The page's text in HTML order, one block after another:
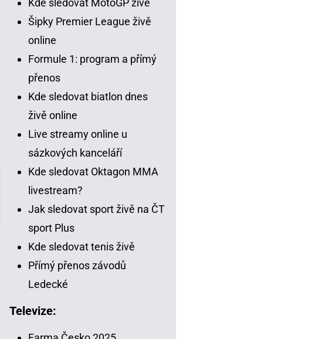
Kde sledovat MotoGP živě
Šipky Premier League živě
online
Formule 1: program a přímý
přenos
Kde sledovat biatlon dnes
živě online
Live streamy online u
sázkových kanceláří
Kde sledovat Oktagon MMA
livestream?
Jak sledovat sport živě na ČT
sport Plus
Kde sledovat tenis živě
Přímý přenos závodů
Ledecké
Televize: